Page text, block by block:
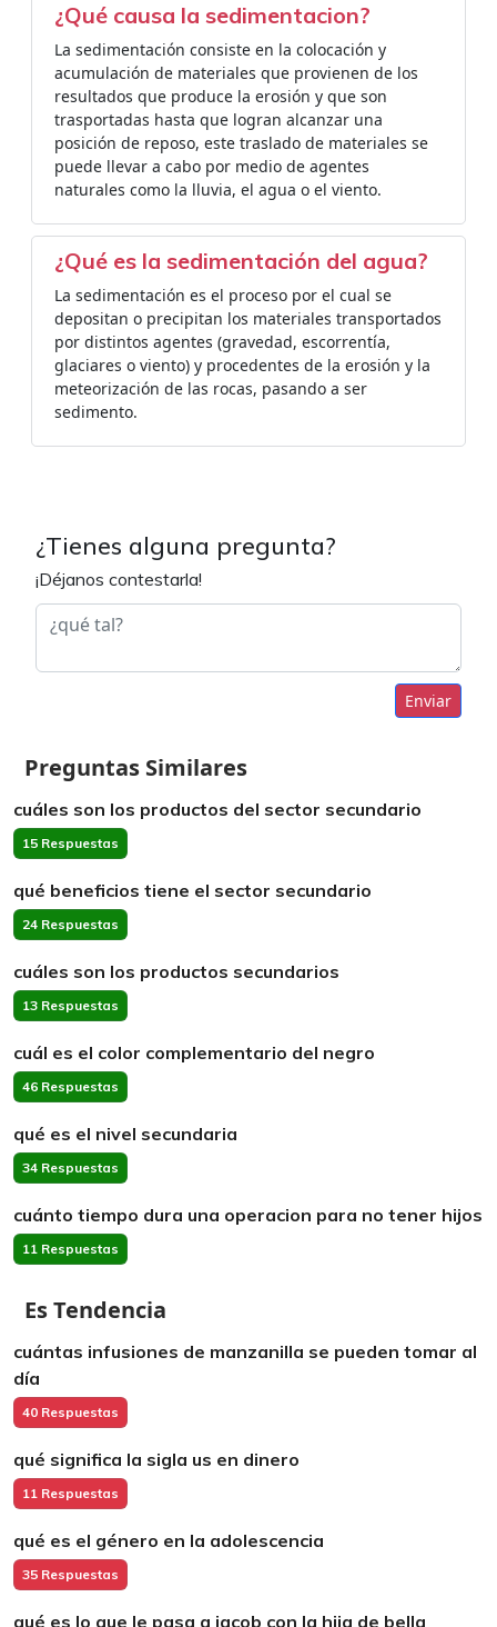
¿Qué causa la sedimentacion?
La sedimentación consiste en la colocación y
acumulación de materiales que provienen de los
resultados que produce la erosión y que son
trasportadas hasta que logran alcanzar una
posición de reposo, este traslado de materiales se
puede llevar a cabo por medio de agentes
naturales como la lluvia, el agua o el viento.
¿Qué es la sedimentación del agua?
La sedimentación es el proceso por el cual se
depositan o precipitan los materiales transportados
por distintos agentes (gravedad, escorrentía,
glaciares o viento) y procedentes de la erosión y la
meteorización de las rocas, pasando a ser
sedimento.
¿Tienes alguna pregunta?
¡Déjanos contestarla!
Enviar
Preguntas Similares
cuáles son los productos del sector secundario
15 Respuestas
qué beneficios tiene el sector secundario
24 Respuestas
cuáles son los productos secundarios
13 Respuestas
cuál es el color complementario del negro
46 Respuestas
qué es el nivel secundaria
34 Respuestas
cuánto tiempo dura una operacion para no tener hijos
11 Respuestas
Es Tendencia
cuántas infusiones de manzanilla se pueden tomar al
día
40 Respuestas
qué significa la sigla us en dinero
11 Respuestas
qué es el género en la adolescencia
35 Respuestas
qué es lo que le pasa a jacob con la hija de bella